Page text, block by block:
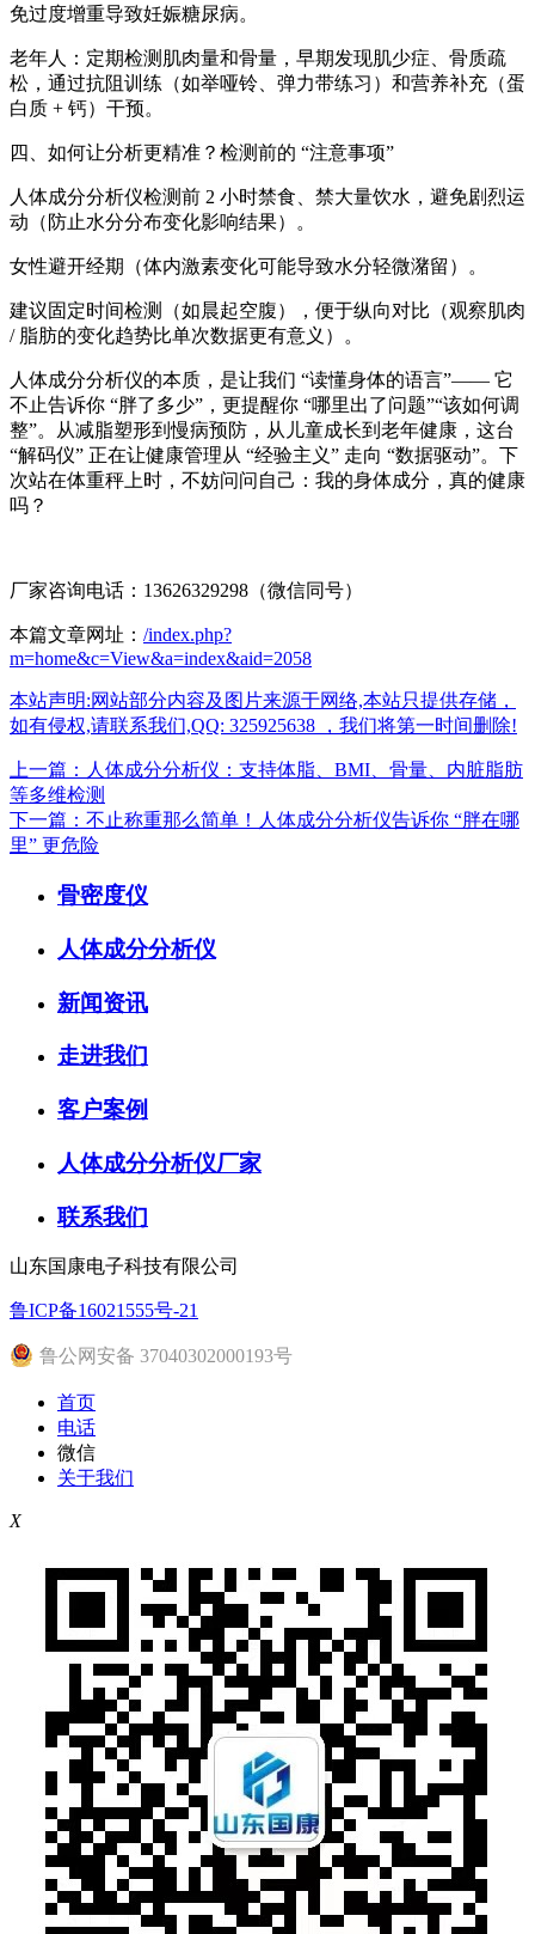
免过度增重导致妊娠糖尿病。
老年人：定期检测肌肉量和骨量，早期发现肌少症、骨质疏
松，通过抗阻训练（如举哑铃、弹力带练习）和营养补充（蛋
白质 + 钙）干预。
四、如何让分析更精准？检测前的 “注意事项”
人体成分分析仪检测前 2 小时禁食、禁大量饮水，避免剧烈运
动（防止水分分布变化影响结果）。
女性避开经期（体内激素变化可能导致水分轻微潴留）。
建议固定时间检测（如晨起空腹），便于纵向对比（观察肌肉
/ 脂肪的变化趋势比单次数据更有意义）。
人体成分分析仪的本质，是让我们 “读懂身体的语言”—— 它
不止告诉你 “胖了多少”，更提醒你 “哪里出了问题”“该如何调
整”。从减脂塑形到慢病预防，从儿童成长到老年健康，这台
“解码仪” 正在让健康管理从 “经验主义” 走向 “数据驱动”。下
次站在体重秤上时，不妨问问自己：我的身体成分，真的健康
吗？
厂家咨询电话：13626329298（微信同号）
本篇文章网址： /index.php?
m=home&c=View&a=index&aid=2058
本站声明:网站部分内容及图片来源于网络,本站只提供存储，
如有侵权,请联系我们,QQ: 325925638 ，我们将第一时间删除!
上一篇：人体成分分析仪：支持体脂、BMI、骨量、内脏脂肪
等多维检测
下一篇：不止称重那么简单！人体成分分析仪告诉你 “胖在哪
里” 更危险
骨密度仪
人体成分分析仪
新闻资讯
走进我们
客户案例
人体成分分析仪厂家
联系我们
山东国康电子科技有限公司
鲁ICP备16021555号-21
鲁公网安备 37040302000193号
首页
电话
微信
关于我们
X